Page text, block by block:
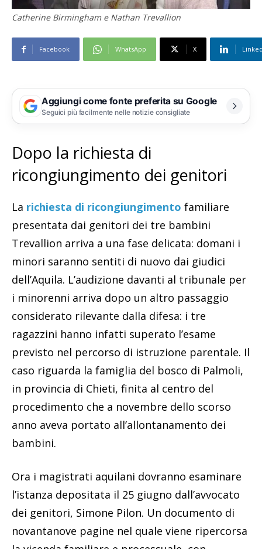
Catherine Birmingham e Nathan Trevallion
Facebook WhatsApp X
Aggiungi come fonte preferita su Google
Seguici più facilmente nelle notizie consigliate
Dopo la richiesta di
ricongiungimento dei genitori
La richiesta di ricongiungimento familiare
presentata dai genitori dei tre bambini
Trevallion arriva a una fase delicata: domani i
minori saranno sentiti di nuovo dai giudici
dell’Aquila. L’audizione davanti al tribunale per
i minorenni arriva dopo un altro passaggio
considerato rilevante dalla difesa: i tre
ragazzini hanno infatti superato l’esame
previsto nel percorso di istruzione parentale. Il
caso riguarda la famiglia del bosco di Palmoli,
in provincia di Chieti, finita al centro del
procedimento che a novembre dello scorso
anno aveva portato all’allontanamento dei
bambini.
Ora i magistrati aquilani dovranno esaminare
l’istanza depositata il 25 giugno dall’avvocato
dei genitori, Simone Pilon. Un documento di
novantanove pagine nel quale viene ripercorsa